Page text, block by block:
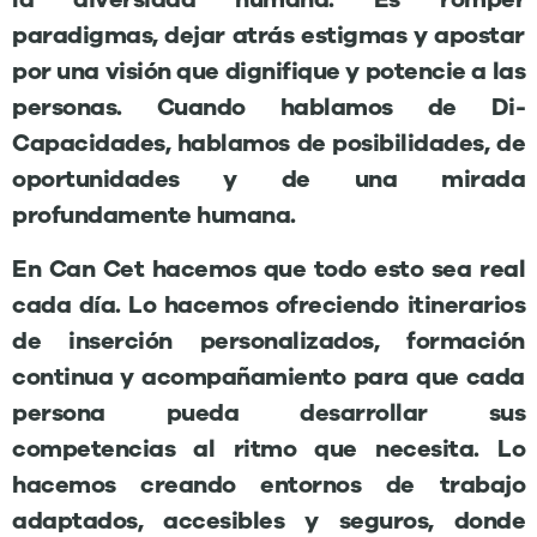
paradigmas, dejar atrás estigmas y apostar
por una visión que dignifique y potencie a las
personas. Cuando hablamos de Di-
Capacidades, hablamos de posibilidades, de
oportunidades y de una mirada
profundamente humana.
En Can Cet hacemos que todo esto sea real
cada día. Lo hacemos ofreciendo itinerarios
de inserción personalizados, formación
continua y acompañamiento para que cada
persona pueda desarrollar sus
competencias al ritmo que necesita. Lo
hacemos creando entornos de trabajo
adaptados, accesibles y seguros, donde